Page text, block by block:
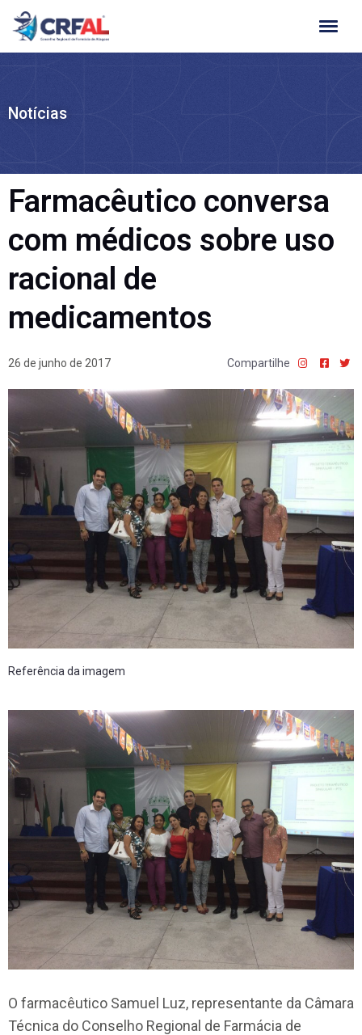
Ir
para
Notícias
Farmacêutico conversa
com médicos sobre uso
racional de
medicamentos
26 de junho de 2017 Compartilhe
Referência da imagem
O farmacêutico Samuel Luz, representante da Câmara
Técnica do Conselho Regional de Farmácia de